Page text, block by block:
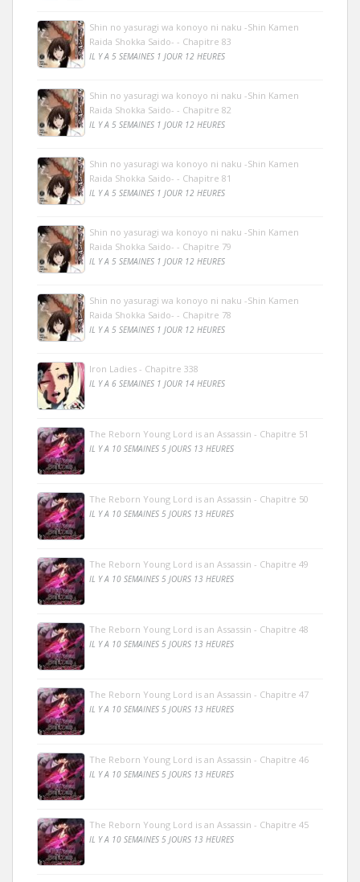
Shin no yasuragi wa konoyo ni naku -Shin Kamen
Raida Shokka Saido- - Chapitre 83
IL Y A 5 SEMAINES 1 JOUR 12 HEURES
Shin no yasuragi wa konoyo ni naku -Shin Kamen
Raida Shokka Saido- - Chapitre 82
IL Y A 5 SEMAINES 1 JOUR 12 HEURES
Shin no yasuragi wa konoyo ni naku -Shin Kamen
Raida Shokka Saido- - Chapitre 81
IL Y A 5 SEMAINES 1 JOUR 12 HEURES
Shin no yasuragi wa konoyo ni naku -Shin Kamen
Raida Shokka Saido- - Chapitre 79
IL Y A 5 SEMAINES 1 JOUR 12 HEURES
Shin no yasuragi wa konoyo ni naku -Shin Kamen
Raida Shokka Saido- - Chapitre 78
IL Y A 5 SEMAINES 1 JOUR 12 HEURES
Iron Ladies - Chapitre 338
IL Y A 6 SEMAINES 1 JOUR 14 HEURES
The Reborn Young Lord is an Assassin - Chapitre 51
IL Y A 10 SEMAINES 5 JOURS 13 HEURES
The Reborn Young Lord is an Assassin - Chapitre 50
IL Y A 10 SEMAINES 5 JOURS 13 HEURES
The Reborn Young Lord is an Assassin - Chapitre 49
IL Y A 10 SEMAINES 5 JOURS 13 HEURES
The Reborn Young Lord is an Assassin - Chapitre 48
IL Y A 10 SEMAINES 5 JOURS 13 HEURES
The Reborn Young Lord is an Assassin - Chapitre 47
IL Y A 10 SEMAINES 5 JOURS 13 HEURES
The Reborn Young Lord is an Assassin - Chapitre 46
IL Y A 10 SEMAINES 5 JOURS 13 HEURES
The Reborn Young Lord is an Assassin - Chapitre 45
IL Y A 10 SEMAINES 5 JOURS 13 HEURES